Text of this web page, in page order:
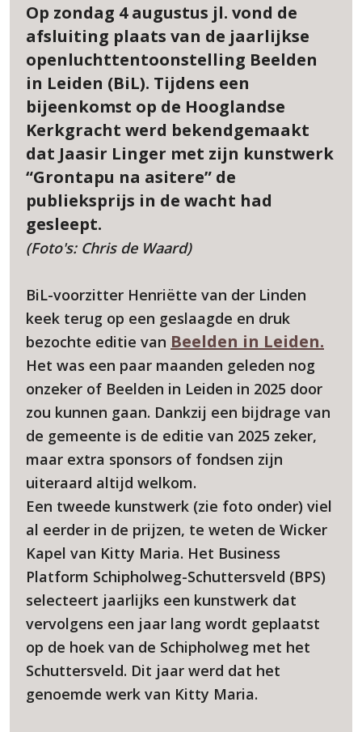
Op zondag 4 augustus jl. vond de
afsluiting plaats van de jaarlijkse
openluchttentoonstelling Beelden
in Leiden (BiL). Tijdens een
bijeenkomst op de Hooglandse
Kerkgracht werd bekendgemaakt
dat Jaasir Linger met zijn kunstwerk
“Grontapu na asitere” de
publieksprijs in de wacht had
gesleept.
(Foto's: Chris de Waard)
BiL-voorzitter Henriëtte van der Linden
keek terug op een geslaagde en druk
bezochte editie van Beelden in Leiden.
Het was een paar maanden geleden nog
onzeker of Beelden in Leiden in 2025 door
zou kunnen gaan. Dankzij een bijdrage van
de gemeente is de editie van 2025 zeker,
maar extra sponsors of fondsen zijn
uiteraard altijd welkom.
Een tweede kunstwerk (zie foto onder) viel
al eerder in de prijzen, te weten de Wicker
Kapel van Kitty Maria. Het Business
Platform Schipholweg-Schuttersveld (BPS)
selecteert jaarlijks een kunstwerk dat
vervolgens een jaar lang wordt geplaatst
op de hoek van de Schipholweg met het
Schuttersveld. Dit jaar werd dat het
genoemde werk van Kitty Maria.